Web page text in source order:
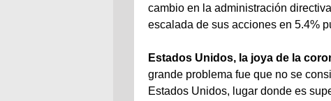
cambio en la administración
escalada de sus acciones en 5.4%
Estados Unidos, la joya de la
grande problema fue que no se
Estados Unidos, lugar donde es